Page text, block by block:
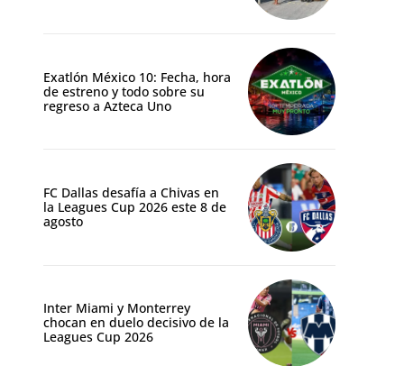
Exatlón México 10: Fecha, hora
de estreno y todo sobre su
regreso a Azteca Uno
FC Dallas desafía a Chivas en
la Leagues Cup 2026 este 8 de
agosto
Inter Miami y Monterrey
chocan en duelo decisivo de la
Leagues Cup 2026